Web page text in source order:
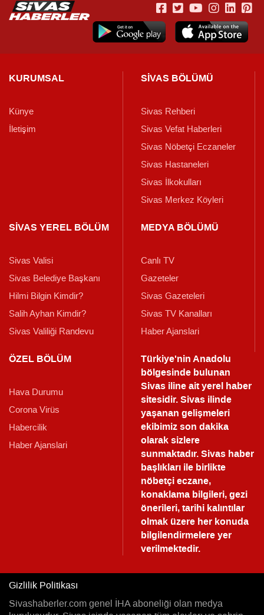
KURUMSAL
Künye
İletişim
SİVAS BÖLÜMÜ
Sivas Rehberi
Sivas Vefat Haberleri
Sivas Nöbetçi Eczaneler
Sivas Hastaneleri
Sivas İlkokulları
Sivas Merkez Köyleri
SİVAS YEREL BÖLÜM
Sivas Valisi
Sivas Belediye Başkanı
Hilmi Bilgin Kimdir?
Salih Ayhan Kimdir?
Sivas Valiliği Randevu
MEDYA BÖLÜMÜ
Canlı TV
Gazeteler
Sivas Gazeteleri
Sivas TV Kanalları
Haber Ajanslari
ÖZEL BÖLÜM
Hava Durumu
Corona Virüs
Habercilik
Haber Ajanslari
Türkiye'nin Anadolu
bölgesinde bulunan
Sivas iline ait yerel haber
sitesidir. Sivas ilinde
yaşanan gelişmeleri
ekibimiz son dakika
olarak sizlere
sunmaktadır.Sivas haber
başlıkları ile birlikte
nöbetçi eczane,
konaklama bilgileri, gezi
önerileri, tarihi kalıntılar
olmak üzere her konuda
bilgilendirmelere yer
verilmektedir.
Gizlilik Politikası
Sivashaberler.com genel İHA aboneliği olan medya